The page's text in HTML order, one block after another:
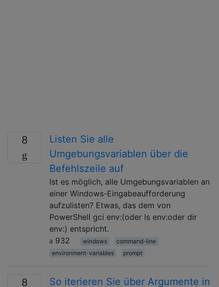
8
Listen Sie alle
Umgebungsvariablen über die
Befehlszeile auf
Ist es möglich, alle Umgebungsvariablen an
einer Windows-Eingabeaufforderung
aufzulisten? Etwas, das dem von
PowerShell gci env:(oder ls env:oder dir
env:) entspricht.
932
windows
command-line
environment-variables
prompt
8 So iterieren Sie über Argumente in